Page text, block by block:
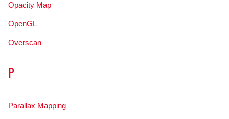
Opacity Map
OpenGL
Overscan
P
Parallax Mapping